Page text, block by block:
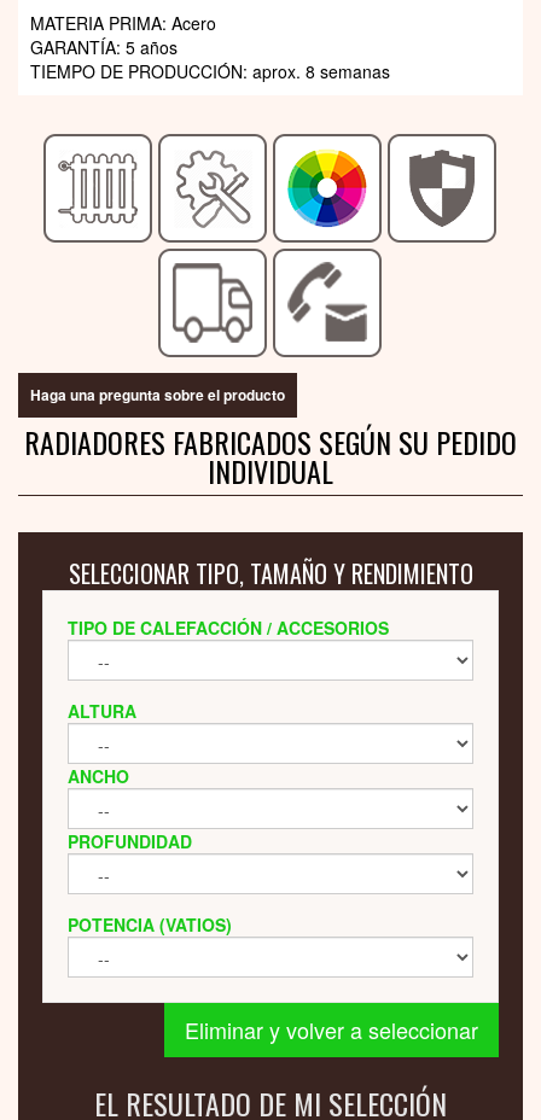
MATERIA PRIMA: Acero
GARANTÍA: 5 años
TIEMPO DE PRODUCCIÓN: aprox. 8 semanas
Haga una pregunta sobre el producto
RADIADORES FABRICADOS SEGÚN SU PEDIDO
INDIVIDUAL
SELECCIONAR TIPO, TAMAÑO Y RENDIMIENTO
TIPO DE CALEFACCIÓN / ACCESORIOS
ALTURA
ANCHO
PROFUNDIDAD
POTENCIA (VATIOS)
Eliminar y volver a seleccionar
EL RESULTADO DE MI SELECCIÓN